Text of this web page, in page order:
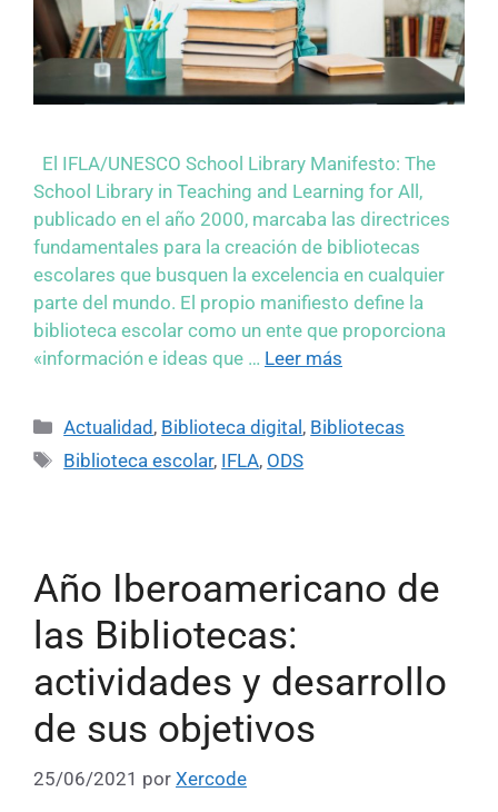
El IFLA/UNESCO School Library Manifesto: The
School Library in Teaching and Learning for All,
publicado en el año 2000, marcaba las directrices
fundamentales para la creación de bibliotecas
escolares que busquen la excelencia en cualquier
parte del mundo. El propio manifiesto define la
biblioteca escolar como un ente que proporciona
«información e ideas que … Leer más
Actualidad, Biblioteca digital, Bibliotecas
Biblioteca escolar, IFLA, ODS
Año Iberoamericano de
las Bibliotecas:
actividades y desarrollo
de sus objetivos
25/06/2021 por Xercode